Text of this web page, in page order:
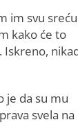
im svu sreću
kako će to
Iskreno,
je da su mu
svela na